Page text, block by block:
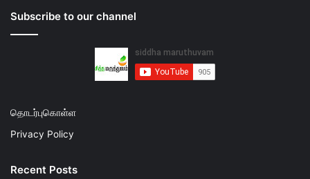
Subscribe to our channel
தொடர்புகொள்ள
Privacy Policy
Recent Posts